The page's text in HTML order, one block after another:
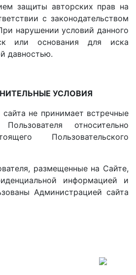
защиты авторских прав на
с законодательством
нарушении условий данного
или основания для иска
давностью.
УСЛОВИЯ
не принимает встречные
относительно
Пользовательского
размещенные на Сайте,
информацией и
Администрацией сайта